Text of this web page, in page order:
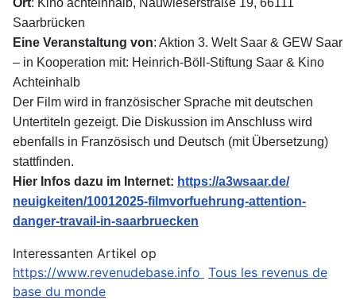
Saarbrücken
Eine Veranstaltung von: Aktion 3. Welt Saar & GEW Saar
– in Kooperation mit: Heinrich-Böll-Stiftung Saar & Kino
Achteinhalb
Der Film wird in französischer Sprache mit deutschen
Untertiteln gezeigt. Die Diskussion im Anschluss wird
ebenfalls in Französisch und Deutsch (mit Übersetzung)
stattfinden.
Hier Infos dazu im Internet: https://a3wsaar.de/
neuigkeiten/10012025-filmvorfuehrung-attention-
danger-travail-in-saarbruecken
Interessanten Artikel op
https://www.revenudebase.info Tous les revenus de
base du monde